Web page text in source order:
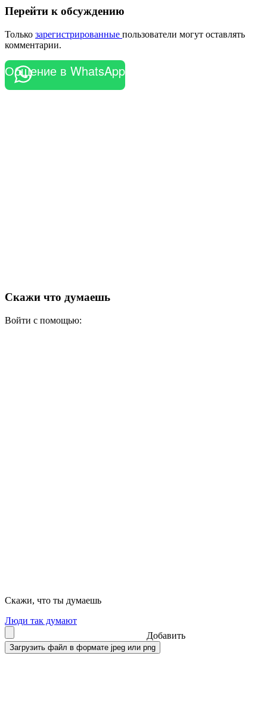
Перейти к обсуждению
Только зарегистрированные пользователи могут оставлять
комментарии.
Общение в WhatsApp
Скажи что думаешь
Войти с помощью:
Скажи, что ты думаешь
Люди так думают
Добавить